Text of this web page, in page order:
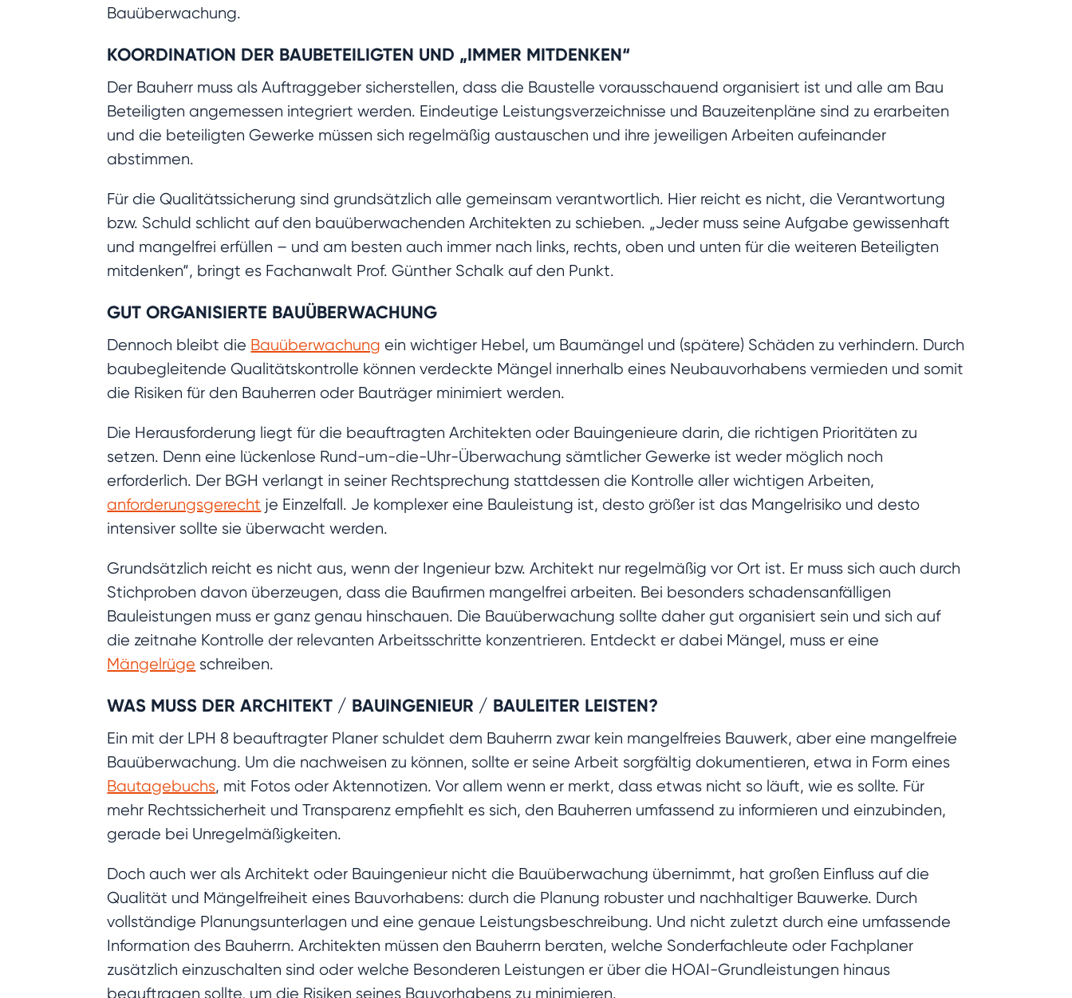
Bauüberwachung.
KOORDINATION DER BAUBETEILIGTEN UND „IMMER MITDENKEN“
Der Bauherr muss als Auftraggeber sicherstellen, dass die Baustelle vorausschauend organisiert ist und alle am Bau
Beteiligten angemessen integriert werden. Eindeutige Leistungsverzeichnisse und Bauzeitenpläne sind zu erarbeiten
und die beteiligten Gewerke müssen sich regelmäßig austauschen und ihre jeweiligen Arbeiten aufeinander
abstimmen.
Für die Qualitätssicherung sind grundsätzlich alle gemeinsam verantwortlich. Hier reicht es nicht, die Verantwortung
bzw. Schuld schlicht auf den bauüberwachenden Architekten zu schieben. „Jeder muss seine Aufgabe gewissenhaft
und mangelfrei erfüllen – und am besten auch immer nach links, rechts, oben und unten für die weiteren Beteiligten
mitdenken“, bringt es Fachanwalt Prof. Günther Schalk auf den Punkt.
GUT ORGANISIERTE BAUÜBERWACHUNG
Dennoch bleibt die Bauüberwachung ein wichtiger Hebel, um Baumängel und (spätere) Schäden zu verhindern. Durch
baubegleitende Qualitätskontrolle können verdeckte Mängel innerhalb eines Neubauvorhabens vermieden und somit
die Risiken für den Bauherren oder Bauträger minimiert werden.
Die Herausforderung liegt für die beauftragten Architekten oder Bauingenieure darin, die richtigen Prioritäten zu
setzen. Denn eine lückenlose Rund-um-die-Uhr-Überwachung sämtlicher Gewerke ist weder möglich noch
erforderlich. Der BGH verlangt in seiner Rechtsprechung stattdessen die Kontrolle aller wichtigen Arbeiten,
anforderungsgerecht je Einzelfall. Je komplexer eine Bauleistung ist, desto größer ist das Mangelrisiko und desto
intensiver sollte sie überwacht werden.
Grundsätzlich reicht es nicht aus, wenn der Ingenieur bzw. Architekt nur regelmäßig vor Ort ist. Er muss sich auch durch
Stichproben davon überzeugen, dass die Baufirmen mangelfrei arbeiten. Bei besonders schadensanfälligen
Bauleistungen muss er ganz genau hinschauen. Die Bauüberwachung sollte daher gut organisiert sein und sich auf
die zeitnahe Kontrolle der relevanten Arbeitsschritte konzentrieren. Entdeckt er dabei Mängel, muss er eine
Mängelrüge schreiben.
WAS MUSS DER ARCHITEKT / BAUINGENIEUR / BAULEITER LEISTEN?
Ein mit der LPH 8 beauftragter Planer schuldet dem Bauherrn zwar kein mangelfreies Bauwerk, aber eine mangelfreie
Bauüberwachung. Um die nachweisen zu können, sollte er seine Arbeit sorgfältig dokumentieren, etwa in Form eines
Bautagebuchs, mit Fotos oder Aktennotizen. Vor allem wenn er merkt, dass etwas nicht so läuft, wie es sollte. Für
mehr Rechtssicherheit und Transparenz empfiehlt es sich, den Bauherren umfassend zu informieren und einzubinden,
gerade bei Unregelmäßigkeiten.
Doch auch wer als Architekt oder Bauingenieur nicht die Bauüberwachung übernimmt, hat großen Einfluss auf die
Qualität und Mängelfreiheit eines Bauvorhabens: durch die Planung robuster und nachhaltiger Bauwerke. Durch
vollständige Planungsunterlagen und eine genaue Leistungsbeschreibung. Und nicht zuletzt durch eine umfassende
Information des Bauherrn. Architekten müssen den Bauherrn beraten, welche Sonderfachleute oder Fachplaner
zusätzlich einzuschalten sind oder welche Besonderen Leistungen er über die HOAI-Grundleistungen hinaus
beauftragen sollte, um die Risiken seines Bauvorhabens zu minimieren.